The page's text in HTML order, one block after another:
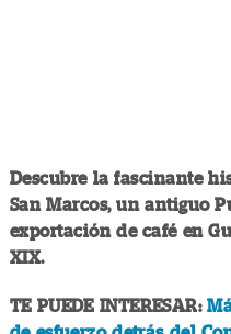
Descubre la fascinante
San Marcos, un antiguo
exportación de café en
XIX.
TE PUEDE INTERESAR: